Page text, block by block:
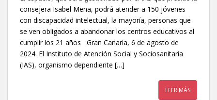
consejera Isabel Mena, podrá atender a 150 jóvenes
con discapacidad intelectual, la mayoría, personas que
se ven obligados a abandonar los centros educativos al
cumplir los 21 años Gran Canaria, 6 de agosto de
2024. El Instituto de Atención Social y Sociosanitaria
(IAS), organismo dependiente […]
LEER MÁS